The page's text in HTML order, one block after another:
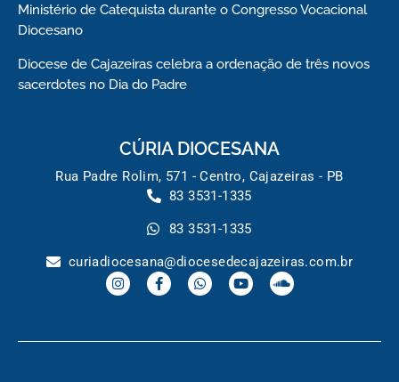
Ministério de Catequista durante o Congresso Vocacional
Diocesano
Diocese de Cajazeiras celebra a ordenação de três novos
sacerdotes no Dia do Padre
CÚRIA DIOCESANA
Rua Padre Rolim, 571 - Centro, Cajazeiras - PB
83 3531-1335
83 3531-1335
curiadiocesana@diocesedecajazeiras.com.br